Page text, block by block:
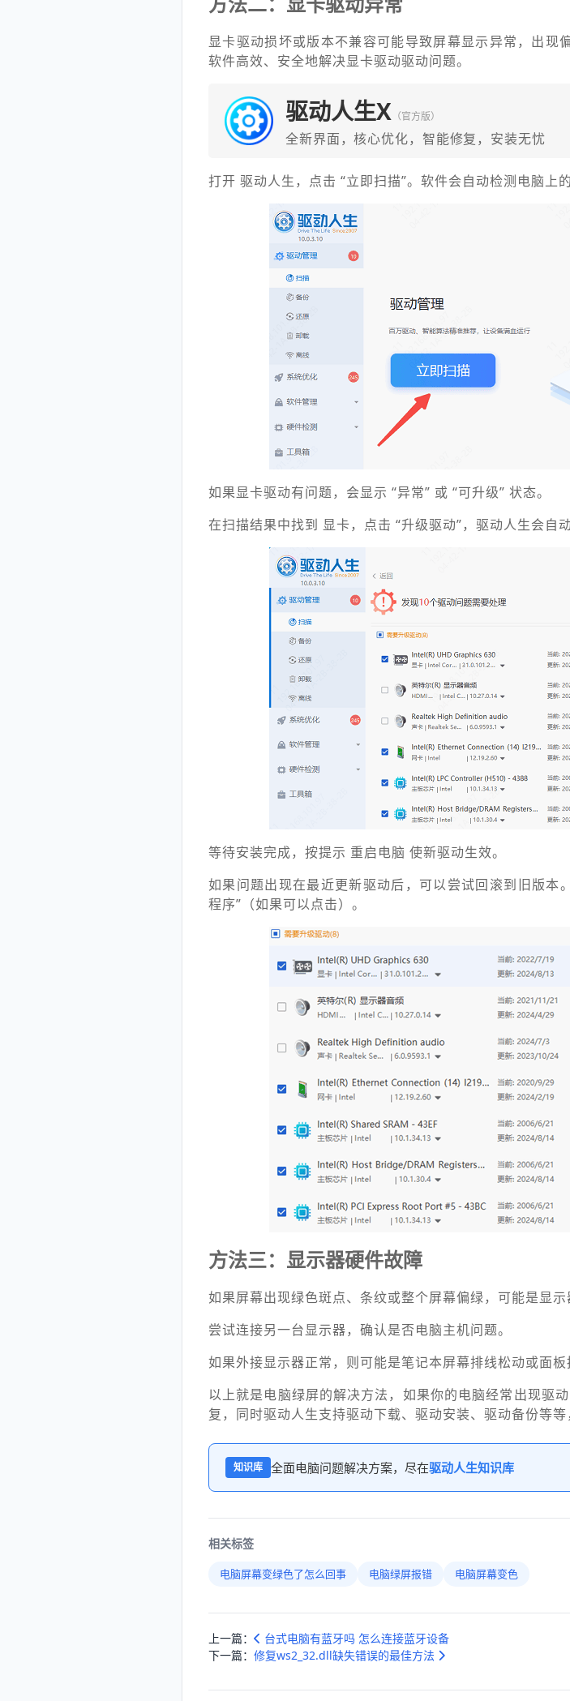
显卡驱动损坏或版本不兼容可能导致屏幕显示异常，出现
软件高效、安全地解决显卡驱动驱动问题。
驱动人生X （官方版）
全新界面，核心优化，智能修复，安装无忧
打开 驱动人生，点击 “立即扫描”。软件会自动检测电脑上
如果显卡驱动有问题，会显示 “异常” 或 “可升级” 状态。
在扫描结果中找到 显卡，点击 “升级驱动”，驱动人生会自
等待安装完成，按提示 重启电脑 使新驱动生效。
如果问题出现在最近更新驱动后，可以尝试回滚到旧版本
程序”（如果可以点击）。
方法三：显示器硬件故障
如果屏幕出现绿色斑点、条纹或整个屏幕偏绿，可能是显示
尝试连接另一台显示器，确认是否电脑主机问题。
如果外接显示器正常，则可能是笔记本屏幕排线松动或面板
以上就是电脑绿屏的解决方法，如果你的电脑经常出现驱
复，同时驱动人生支持驱动下载、驱动安装、驱动备份等等
知识库 全面电脑问题解决方案，尽在驱动人生知识库
相关标签
电脑屏幕变绿色了怎么回事 电脑绿屏报错 电脑屏幕变色
上一篇：
台式电脑有蓝牙吗 怎么连接蓝牙设备
下一篇： 修复ws2_32.dll缺失错误的最佳方法